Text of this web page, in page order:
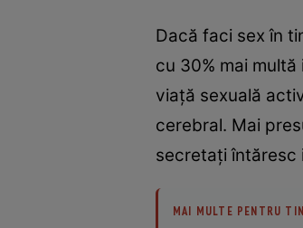
Dacă faci sex în
cu 30% mai
viaţă sexuală
cerebral. Mai
secretaţi întăresc
MAI MULTE PENTRU